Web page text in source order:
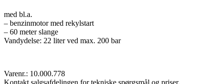
med bl.a.
– benzinmotor med rekylstart
– 60 meter slange
Vandydelse: 22 liter ved max. 200 bar
Varenr.: 10.000.778
Kontakt salgsafdelingen for tekniske spørgsmål og priser.